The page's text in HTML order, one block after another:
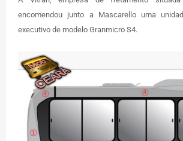
encomendou junto a Mascarello uma
executivo de modelo Granmicro S4.